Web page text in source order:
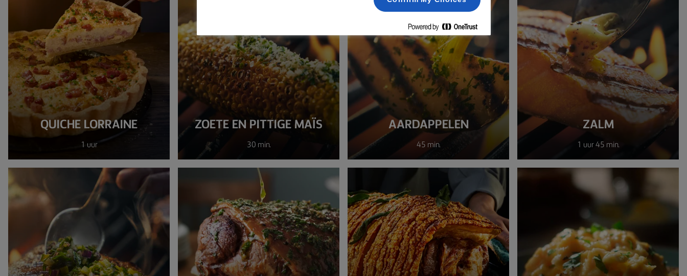
QUICHE LORRAINE
1 uur
ZOETE EN PITTIGE MAÏS
30 min.
AARDAPPELEN
45 min.
ZALM
1 uur 45 min.